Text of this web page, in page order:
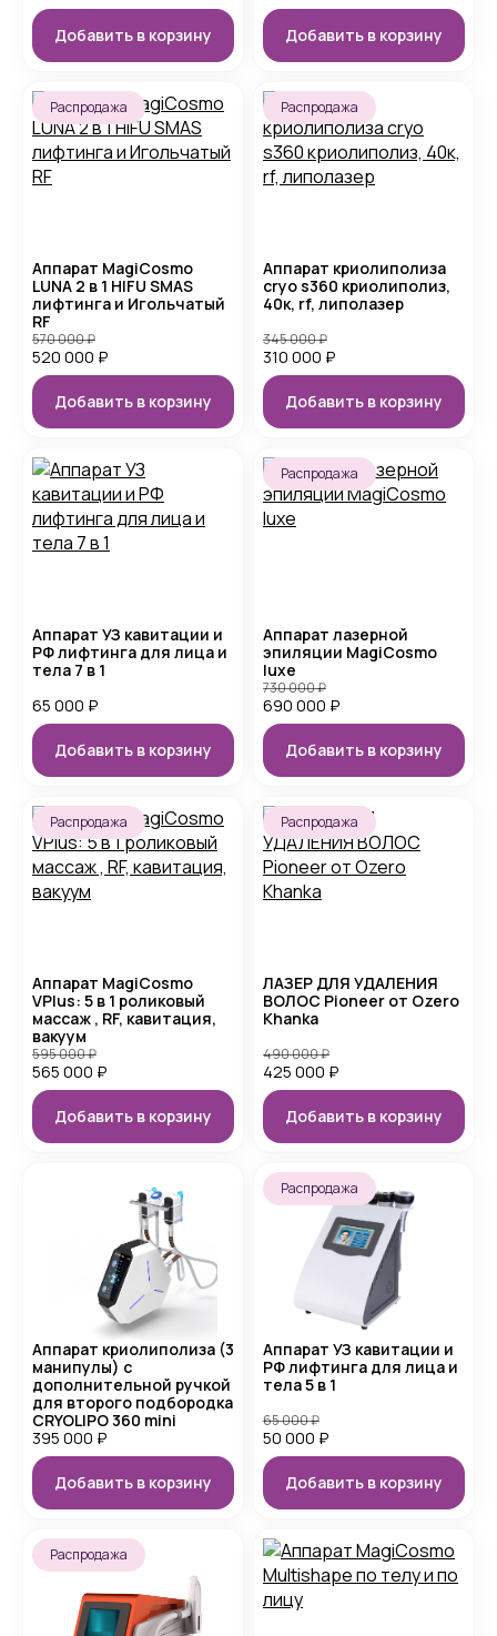
Добавить в корзину Добавить в корзину
Распродажа
Аппарат MagiCosmo
LUNA 2 в 1 HIFU SMAS
лифтинга и Игольчатый
RF
520 000 ₽
570 000₽
Добавить в корзину
Распродажа
Аппарат криолиполиза
cryo s360 криолиполиз,
40к, rf, липолазер
310 000 ₽
345 000₽
Добавить в корзину
Аппарат УЗ кавитации и
РФ лифтинга для лица и
тела 7 в 1
65 000 ₽
Добавить в корзину
Распродажа
Аппарат лазерной
эпиляции MagiCosmo
luxe
690 000 ₽
730 000₽
Добавить в корзину
Распродажа
Аппарат MagiCosmo
VPlus: 5 в 1 роликовый
массаж , RF, кавитация,
вакуум
565 000 ₽
595 000₽
Добавить в корзину
Распродажа
ЛАЗЕР ДЛЯ УДАЛЕНИЯ
ВОЛОС Pioneer от Ozero
Khanka
425 000 ₽
490 000₽
Добавить в корзину
Аппарат криолиполиза (3
манипулы) с
дополнительной ручкой
для второго подбородка
CRYOLIPO 360 mini
395 000 ₽
Добавить в корзину
Распродажа
Аппарат УЗ кавитации и
РФ лифтинга для лица и
тела 5 в 1
50 000 ₽
65 000₽
Добавить в корзину
Распродажа